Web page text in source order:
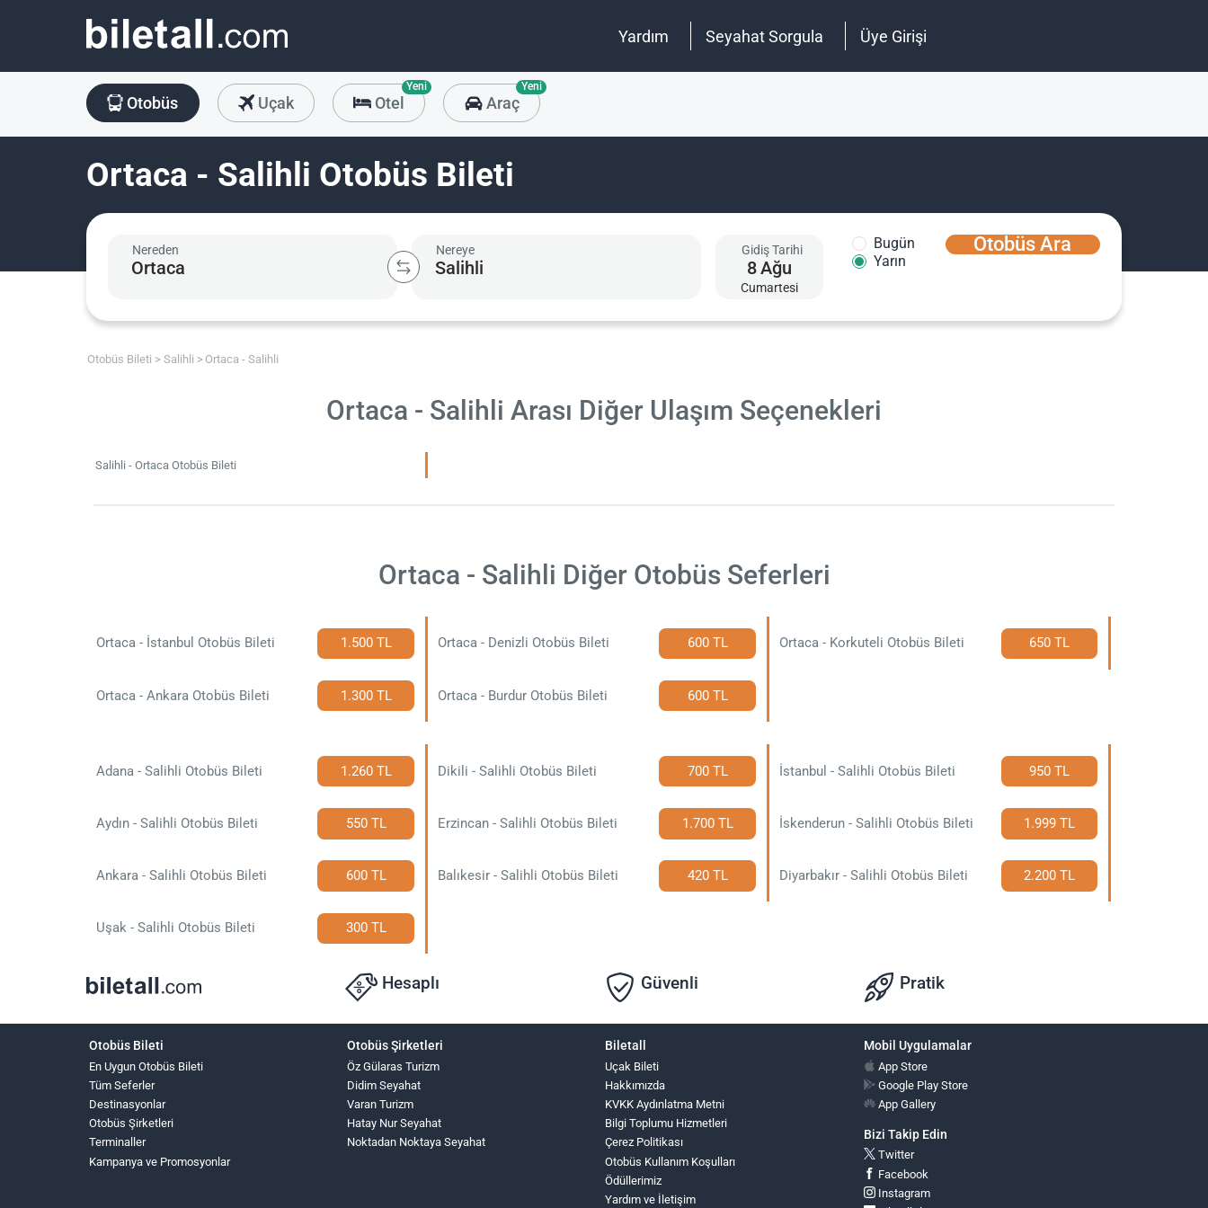
Yardım Seyahat Sorgula Üye Girişi
Otobüs Uçak Otel
Yeni
Araç
Yeni
Ortaca - Salihli Otobüs Bileti
Nereden Nereye Gidiş Tarihi
8Ağu
Cumartesi
Bugün
Yarın
Otobüs Ara
Otobüs Bileti Salihli Ortaca - Salihli
Ortaca - Salihli Arası Diğer Ulaşım Seçenekleri
Salihli - Ortaca Otobüs Bileti
Ortaca - Salihli Diğer Otobüs Seferleri
Ortaca - İstanbul Otobüs Bileti 1.500 TL Ortaca - Denizli Otobüs Bileti 600 TL Ortaca - Korkuteli Otobüs Bileti 650 TL
Ortaca - Ankara Otobüs Bileti 1.300 TL Ortaca - Burdur Otobüs Bileti 600 TL
Adana - Salihli Otobüs Bileti 1.260 TL Dikili - Salihli Otobüs Bileti 700 TL İstanbul - Salihli Otobüs Bileti 950 TL
Aydın - Salihli Otobüs Bileti 550 TL Erzincan - Salihli Otobüs Bileti 1.700 TL İskenderun - Salihli Otobüs Bileti 1.999 TL
Ankara - Salihli Otobüs Bileti 600 TL Balıkesir - Salihli Otobüs Bileti 420 TL Diyarbakır - Salihli Otobüs Bileti 2.200 TL
Uşak - Salihli Otobüs Bileti 300 TL
Hesaplı Güvenli Pratik
Otobüs Bileti
En Uygun Otobüs Bileti
Tüm Seferler
Destinasyonlar
Otobüs Şirketleri
Terminaller
Kampanya ve Promosyonlar
Otobüs Şirketleri
Öz Gülaras Turizm
Didim Seyahat
Varan Turizm
Hatay Nur Seyahat
Noktadan Noktaya Seyahat
Biletall
Uçak Bileti
Hakkımızda
KVKK Aydınlatma Metni
Bilgi Toplumu Hizmetleri
Çerez Politikası
Otobüs Kullanım Koşulları
Ödüllerimiz
Yardım ve İletişim
Mobil Uygulamalar
App Store
Google Play Store
App Gallery
Bizi Takip Edin
Twitter
Facebook
Instagram